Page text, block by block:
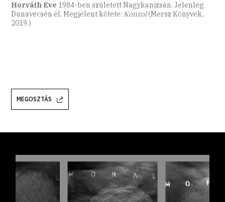
Horváth Eve 1984-ben született Nagykanizsán. Jelenleg
Dunavecsén él. Megjelent kötete: Konzol(Mersz Könyvek,
2019.)
MEGOSZTÁS